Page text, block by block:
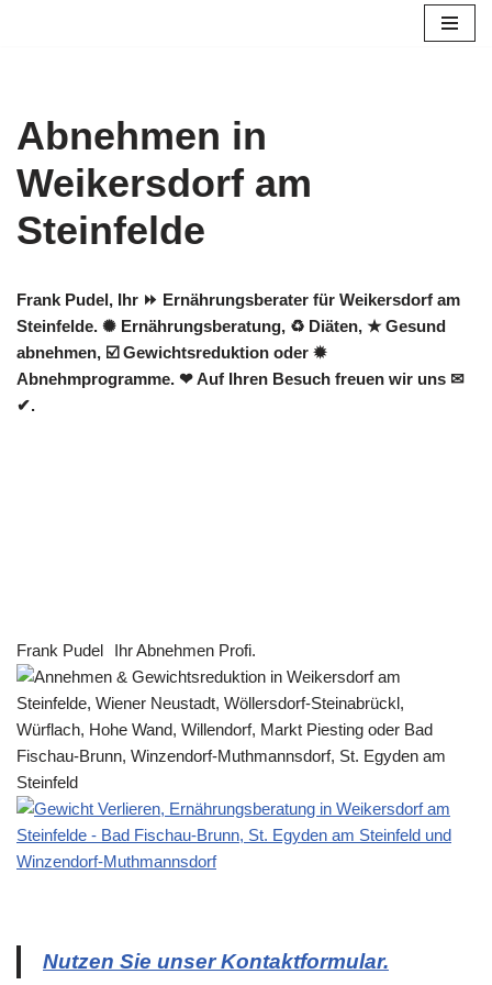
Abnehmen in
Weikersdorf am
Steinfelde
Frank Pudel, Ihr ⏩ Ernährungsberater für Weikersdorf am
Steinfelde. ✺ Ernährungsberatung, ♻ Diäten, ★ Gesund
abnehmen, ☑️ Gewichtsreduktion oder ✹
Abnehmprogramme. ❤ Auf Ihren Besuch freuen wir uns ✉
✔.
Frank Pudel Ihr Abnehmen Profi.
Nutzen Sie unser Kontaktformular.